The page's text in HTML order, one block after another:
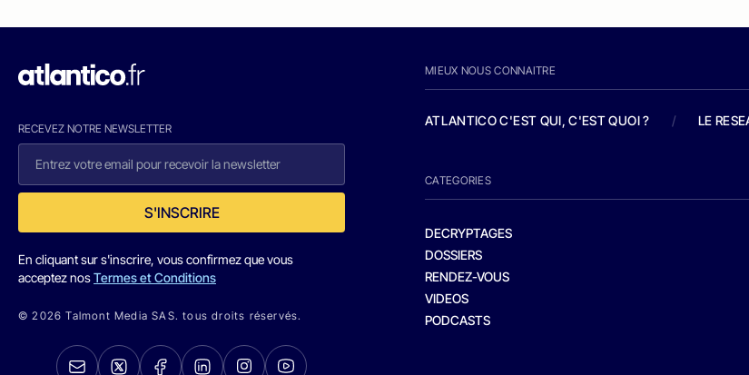
RECEVEZ NOTRE NEWSLETTER
S'INSCRIRE
En cliquant sur s'inscrire, vous confirmez que vous
acceptez nosTermes et Conditions
© 2026 Talmont Media SAS. tous droits réservés.
MIEUX NOUS CONNAITRE
ATLANTICO C'EST QUI, C'EST QUOI ? / LE
CATEGORIES
DECRYPTAGES
DOSSIERS
RENDEZ-VOUS
VIDEOS
PODCASTS